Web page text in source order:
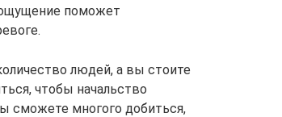
ощущение поможет
людей, а вы стоите
чтобы начальство
сможете многого добиться,